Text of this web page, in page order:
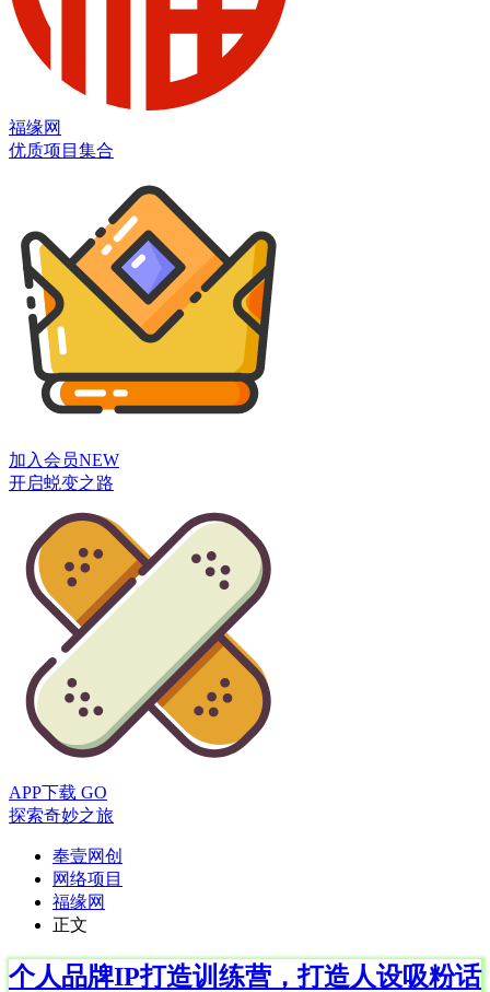
福缘网
优质项目集合
加入会员NEW
开启蜕变之路
APP下载 GO
探索奇妙之旅
奉壹网创
网络项目
福缘网
正文
个人品牌IP打造训练营，打造人设吸粉话